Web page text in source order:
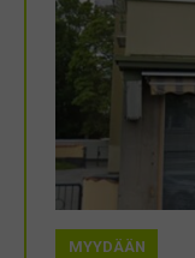
MYYDÄÄN